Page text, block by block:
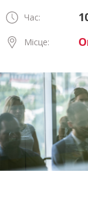
Час:
Місце: